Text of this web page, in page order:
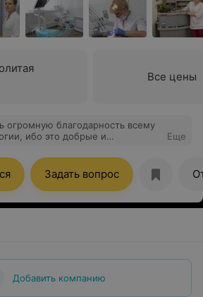
Все цены
огромную благодарность всему
ибо это добрые и
это великолепный стоматолог с
Еще
Задать вопрос
Добавить компанию